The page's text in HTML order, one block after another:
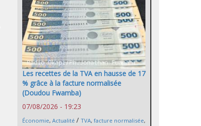
Les recettes de la TVA en hausse de 17
% grâce à la facture normalisée
(Doudou Fwamba)
07/08/2026 - 19:23
Économie, Actualité / TVA, facture normalisée,